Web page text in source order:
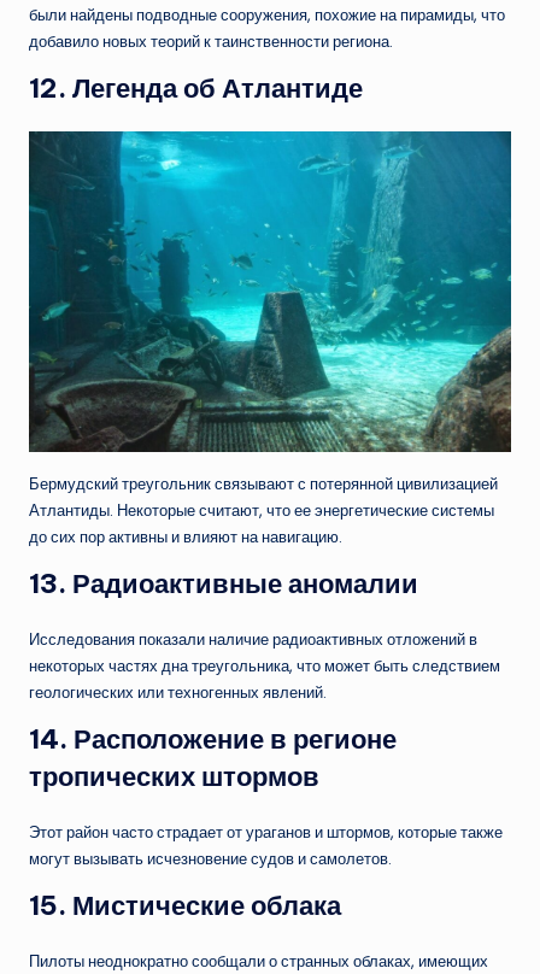
были найдены подводные сооружения, похожие на пирамиды, что
добавило новых теорий к таинственности региона.
12. Легенда об Атлантиде
Бермудский треугольник связывают с потерянной цивилизацией
Атлантиды. Некоторые считают, что ее энергетические системы
до сих пор активны и влияют на навигацию.
13. Радиоактивные аномалии
Исследования показали наличие радиоактивных отложений в
некоторых частях дна треугольника, что может быть следствием
геологических или техногенных явлений.
14. Расположение в регионе
тропических штормов
Этот район часто страдает от ураганов и штормов, которые также
могут вызывать исчезновение судов и самолетов.
15. Мистические облака
Пилоты неоднократно сообщали о странных облаках, имеющих